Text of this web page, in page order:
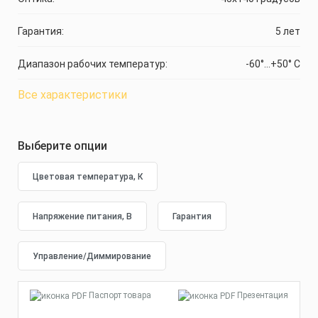
Гарантия: 5 лет
Диапазон рабочих температур: -60°...+50° C
Все характеристики
Выберите опции
Паспорт товара Презентация